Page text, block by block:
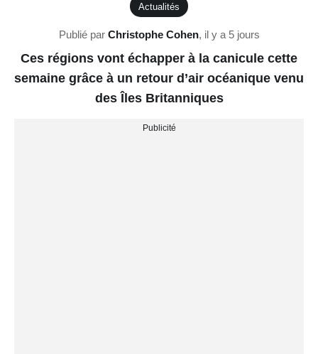
Actualités
Publié par Christophe Cohen, il y a 5 jours
Ces régions vont échapper à la canicule cette
semaine grâce à un retour d’air océanique venu
des Îles Britanniques